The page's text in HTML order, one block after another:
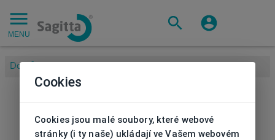
MENU
Domů
Cookies
Cookies jsou malé soubory, které webové
stránky (i ty naše) ukládají ve Vašem webovém